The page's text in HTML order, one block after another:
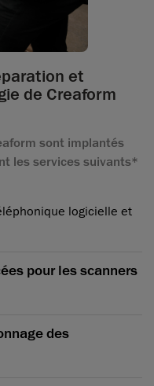
et
de Creaform
sont implantés
les services suivants*
logicielle et
pour les scanners
des